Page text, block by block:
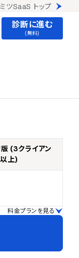
ツSaaS トップ
診断に進む
(無料)
(3クライアン
以上)
料金プランを見る